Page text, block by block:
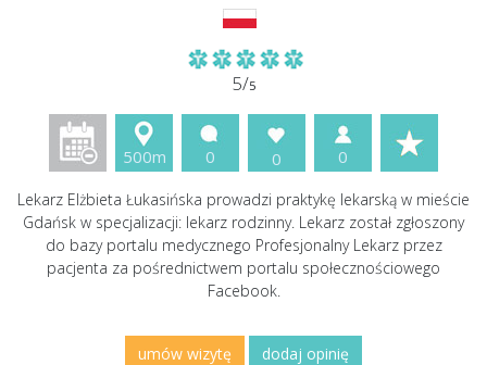
5/5
500m 0 0 0
Lekarz Elżbieta Łukasińska prowadzi praktykę lekarską w mieście
Gdańsk w specjalizacji: lekarz rodzinny. Lekarz został zgłoszony
do bazy portalu medycznego Profesjonalny Lekarz przez
pacjenta za pośrednictwem portalu społecznościowego
Facebook.
umów wizytę dodaj opinię